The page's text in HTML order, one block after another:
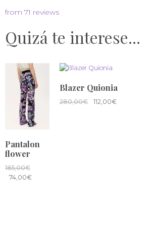
from 71 reviews
Quizá te interese...
Pantalon
flower
185,00€
74,00€
Blazer Quionia
280,00€ 112,00€